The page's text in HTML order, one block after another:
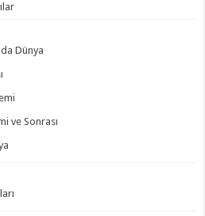
Dünya
ve Sonrası